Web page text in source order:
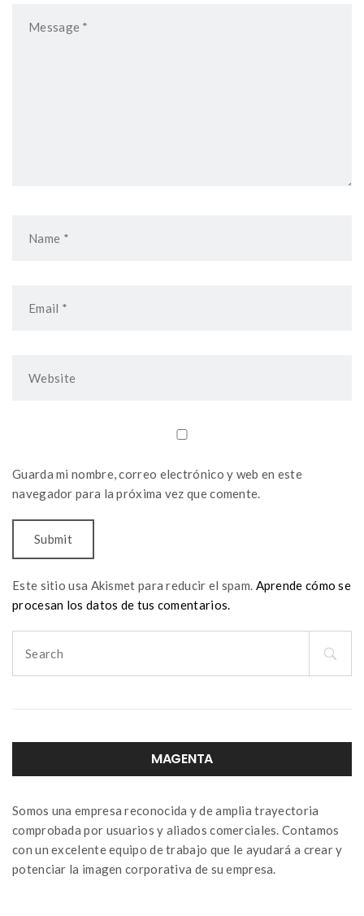
Guarda mi nombre, correo electrónico y web en este
navegador para la próxima vez que comente.
Este sitio usa Akismet para reducir el spam. Aprende cómo se
procesan los datos de tus comentarios.
for:
MAGENTA
Somos una empresa reconocida y de amplia trayectoria
comprobada por usuarios y aliados comerciales. Contamos
con un excelente equipo de trabajo que le ayudará a crear y
potenciar la imagen corporativa de su empresa.